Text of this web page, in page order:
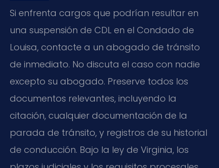
Si enfrenta cargos que podrían resultar en
una suspensión de CDL en el Condado de
Louisa, contacte a un abogado de tránsito
de inmediato. No discuta el caso con nadie
excepto su abogado. Preserve todos los
documentos relevantes, incluyendo la
citación, cualquier documentación de la
parada de tránsito, y registros de su historial
de conducción. Bajo la ley de Virginia, los